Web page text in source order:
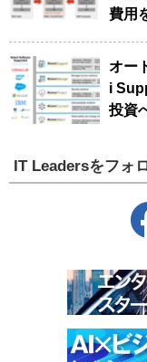
費用
オー
i
投資
IT Leadersをフォ